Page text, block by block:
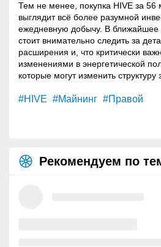
Тем не менее, покупка HIVE за 56
выглядит всё более разумной
ежедневную добычу. В ближайшее
стоит внимательно следить за
расширения и, что критически
изменениями в энергетической
которые могут изменить структуру
#HIVE #Майнинг #Правой
Рекомендуем по